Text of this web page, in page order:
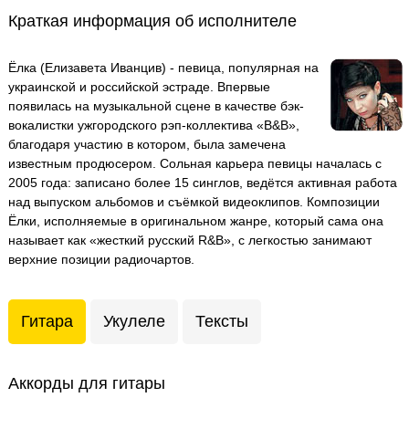
Краткая информация об исполнителе
Ёлка (Елизавета Иванцив) - певица, популярная на
украинской и российской эстраде. Впервые
появилась на музыкальной сцене в качестве бэк-
вокалистки ужгородского рэп-коллектива «B&B»,
благодаря участию в котором, была замечена
известным продюсером. Сольная карьера певицы началась с
2005 года: записано более 15 синглов, ведётся активная работа
над выпуском альбомов и съёмкой видеоклипов. Композиции
Ёлки, исполняемые в оригинальном жанре, который сама она
называет как «жесткий русский R&B», с легкостью занимают
верхние позиции радиочартов.
Гитара Укулеле Тексты
Аккорды для гитары